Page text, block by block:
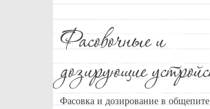
Фасовка и дозирование в общепите